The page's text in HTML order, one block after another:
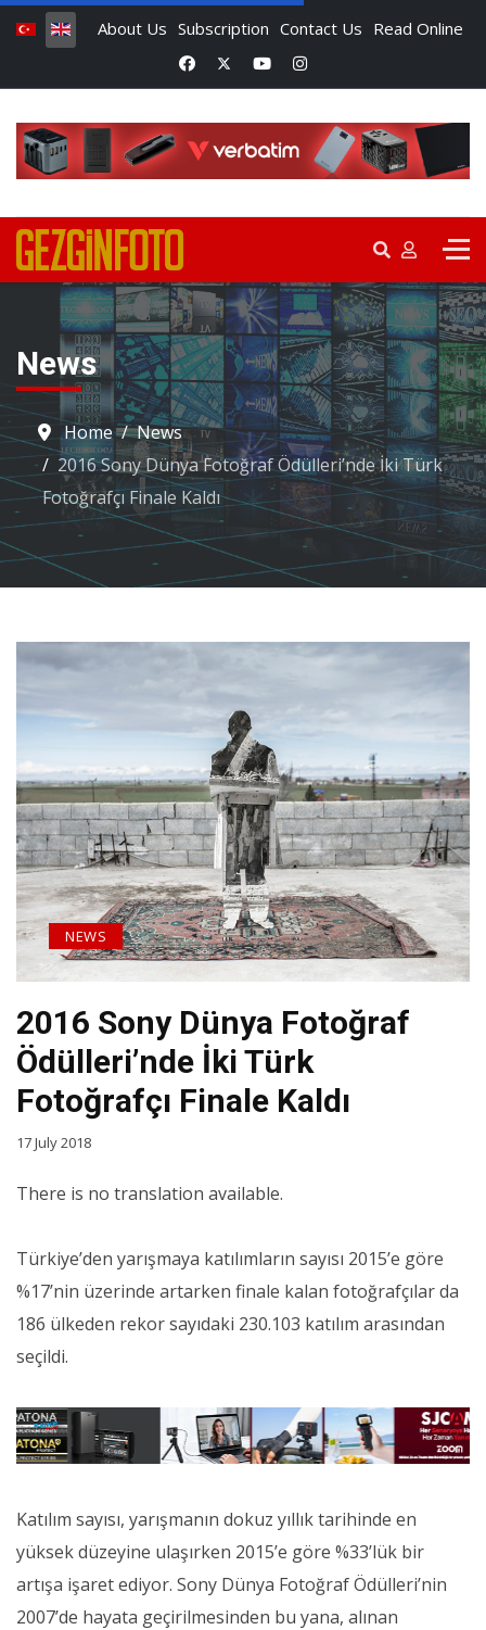
About Us Subscription Contact Us Read Online
News
Home
News
2016 Sony Dünya Fotoğraf Ödülleri’nde İki Türk
Fotoğrafçı Finale Kaldı
2016 Sony Dünya Fotoğraf
Ödülleri’nde İki Türk
Fotoğrafçı Finale Kaldı
NEWS
17 July 2018
There is no translation available.
Türkiye’den yarışmaya katılımların sayısı 2015’e göre
%17’nin üzerinde artarken finale kalan fotoğrafçılar da
186 ülkeden rekor sayıdaki 230.103 katılım arasından
seçildi.
Katılım sayısı, yarışmanın dokuz yıllık tarihinde en
yüksek düzeyine ulaşırken 2015’e göre %33’lük bir
artışa işaret ediyor. Sony Dünya Fotoğraf Ödülleri’nin
2007’de hayata geçirilmesinden bu yana, alınan